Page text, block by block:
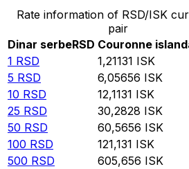
Rate information of RSD/ISK
pair
Dinar serbeRSD Couronne
1 RSD 1,21131 ISK
5 RSD 6,05656 ISK
10 RSD 12,1131 ISK
25 RSD 30,2828 ISK
50 RSD 60,5656 ISK
100 RSD 121,131 ISK
500 RSD 605,656 ISK